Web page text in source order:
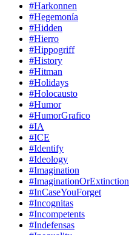
#Harkonnen
#Hegemonía
#Hidden
#Hierro
#Hippogriff
#History
#Hitman
#Holidays
#Holocausto
#Humor
#HumorGrafico
#IA
#ICE
#Identify
#Ideology
#Imagination
#ImaginationOrExtinction
#InCaseYouForget
#Incognitas
#Incompetents
#Indefensas